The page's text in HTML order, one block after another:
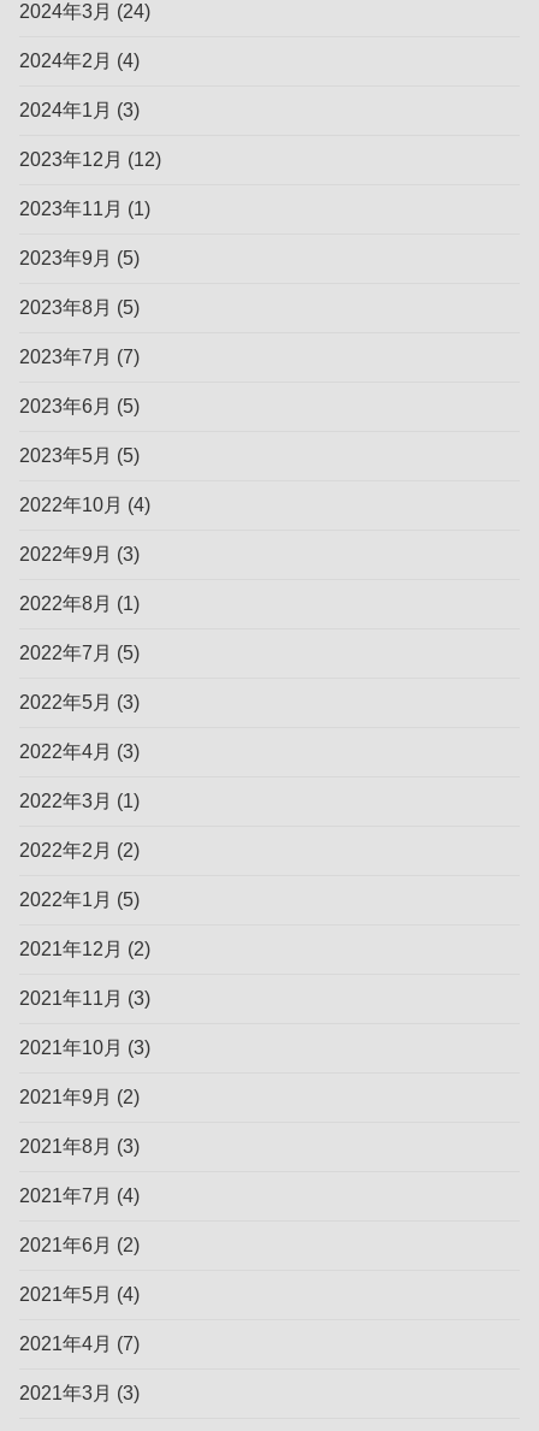
2024年3月 (24)
2024年2月 (4)
2024年1月 (3)
2023年12月 (12)
2023年11月 (1)
2023年9月 (5)
2023年8月 (5)
2023年7月 (7)
2023年6月 (5)
2023年5月 (5)
2022年10月 (4)
2022年9月 (3)
2022年8月 (1)
2022年7月 (5)
2022年5月 (3)
2022年4月 (3)
2022年3月 (1)
2022年2月 (2)
2022年1月 (5)
2021年12月 (2)
2021年11月 (3)
2021年10月 (3)
2021年9月 (2)
2021年8月 (3)
2021年7月 (4)
2021年6月 (2)
2021年5月 (4)
2021年4月 (7)
2021年3月 (3)